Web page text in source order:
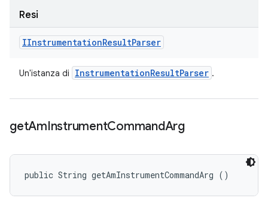
Resi
IInstrumentationResultParser
Un'istanza di InstrumentationResultParser .
getAmInstrumentCommandArg
public String getAmInstrumentCommandArg ()